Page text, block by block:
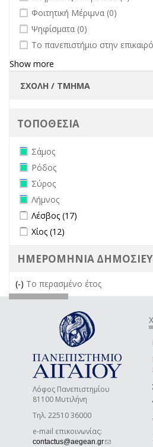
undefined
Φοιτητική Μέριμνα (0)
undefined
Ψηφίσματα (0)
undefined
Το πανεπιστήμιο στην
Show more
ΤΟΠΟΘΕΣΙΑ
Remove Σάμος filter
Σάμος
Remove Ρόδος filter
Ρόδος
Remove Σύρος filter
Σύρος
Remove Λήμνος filter
Λήμνος
Apply Λέσβος filter
Λέσβος (17)
Apply Χίος filter
Χίος (12)
ΗΜΕΡΟΜΗΝΙΑ
(-) Remove Το περασμένο έτος filter
Το περασμένο έτος
Λόφος Πανεπιστημίου
81100 Μυτιλήνη
Τηλ. 22510 36000
e-mail επικοινωνίας:
contactus@aegean.gr(link sends e-